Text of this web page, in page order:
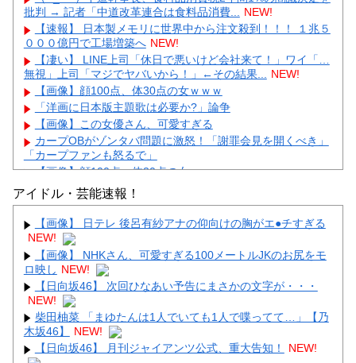
批判 → 記者「中道改革連合は食料品消費... NEW!
【速報】 日本製メモリに世界中から注文殺到！！！ １兆５
０００億円で工場増築へ NEW!
【凄い】 LINE上司「休日で悪いけど会社来て！」ワイ「…
無視」上司「マジでヤバいから！」←その結果... NEW!
【画像】顔100点、体30点の女ｗｗｗ
「洋画に日本版主題歌は必要か?」論争
【画像】この女優さん、可愛すぎる
カープOBがゾンタバ問題に激怒！「謝罪会見を開くべき」
「カープファンも怒るで」
【画像】顔100点、体30点の女ｗｗｗ
Powered by livedoor 相互RSS
アイドル・芸能速報！
【画像】 日テレ 後呂有紗アナの仰向けの胸がエ●チすぎる
NEW!
【画像】 NHKさん、可愛すぎる100メートルJKのお尻をモ
ロ映し NEW!
【日向坂46】 次回ひなあい予告にまさかの文字が・・・
NEW!
柴田柚菜 「まゆたんは1人でいても1人で喋ってて…」【乃
木坂46】
NEW!
【日向坂46】 月刊ジャイアンツ公式、重大告知！
NEW!